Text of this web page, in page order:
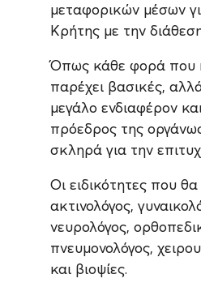
μεταφορικών μέσων
Κρήτης με την
Όπως κάθε φορά που η
παρέχει βασικές,
μεγάλο ενδιαφέρον
πρόεδρος της
σκληρά για την
Οι ειδικότητες που
ακτινολόγος,
νευρολόγος,
πνευμονολόγος,
και βιοψίες.